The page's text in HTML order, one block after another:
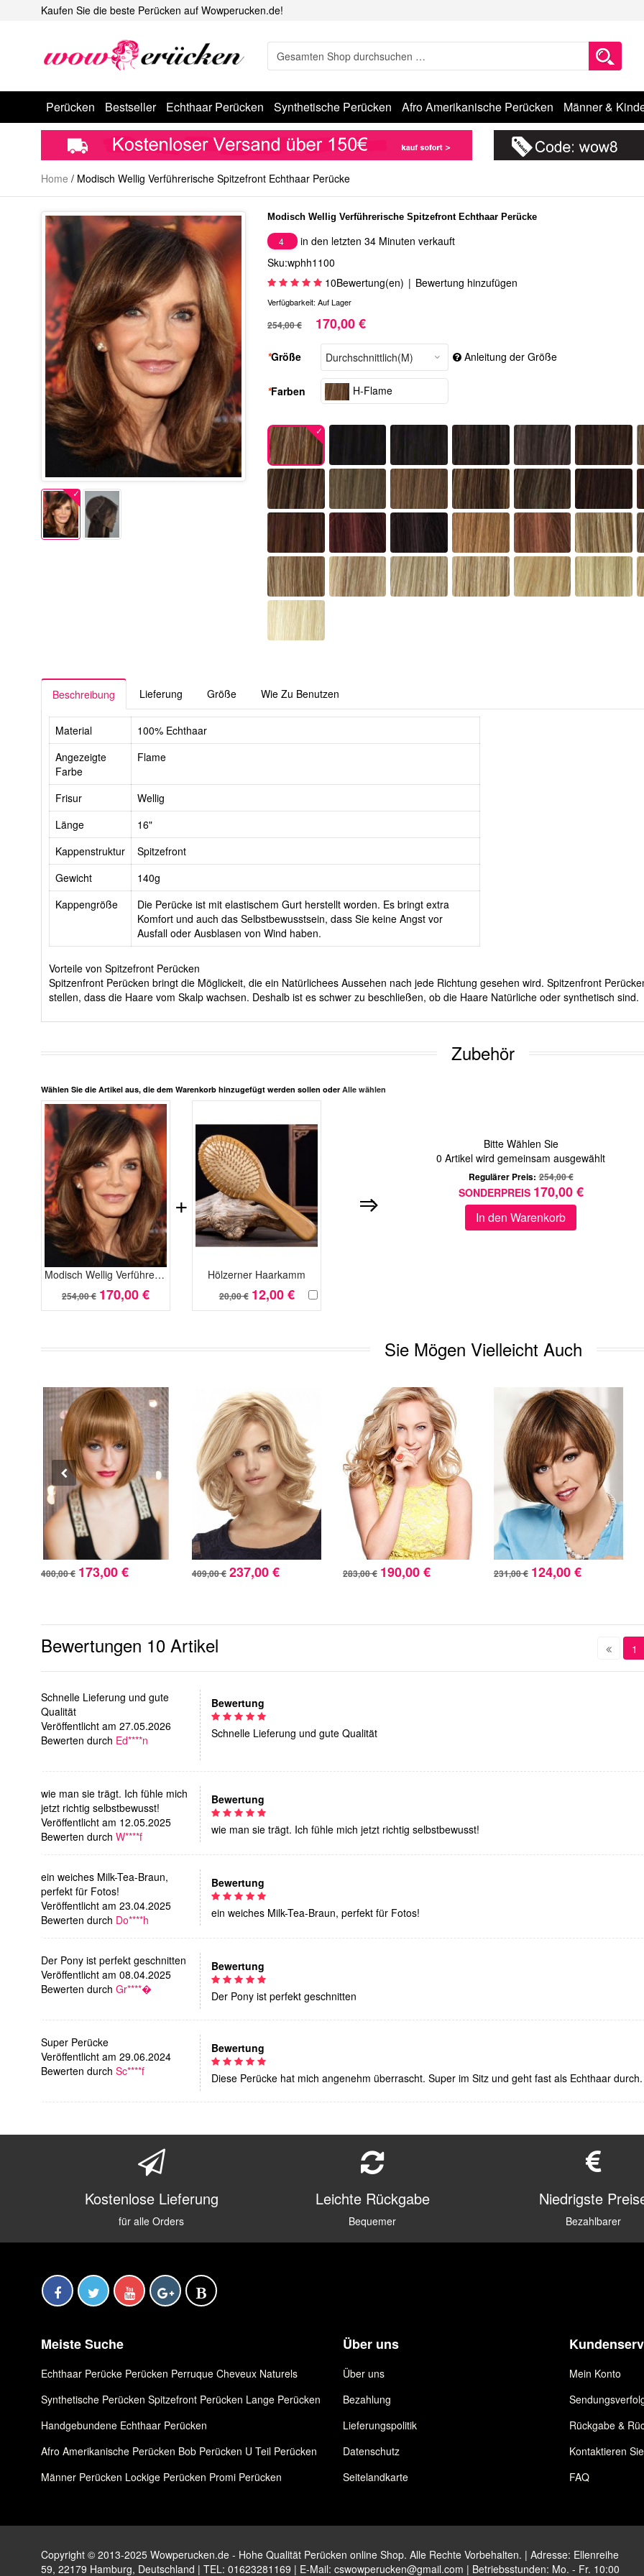
Kaufen Sie die beste Perücken auf Wowperucken.de!
Perücken Bestseller Echthaar Perücken Synthetische Perücken Afro Amerikanische Perücken Männer &
Home / Modisch Wellig Verführerische Spitzefront Echthaar Perücke
Modisch Wellig Verführerische Spitzefront Echthaar Perücke
4
in den letzten 34 Minuten verkauft
Sku:wphh1100
10Bewertung(en) | Bewertung hinzufügen
Verfügbarkeit: Auf Lager
254,00 € 170,00 €
*Größe Anleitung der Größe
*Farben H-Flame
Beschreibung Lieferung Größe Wie Zu Benutzen
Material
100% Echthaar
Angezeigte
Farbe
Flame
Frisur
Wellig
Länge
16"
Kappenstruktur
Spitzefront
Gewicht
140g
Kappengröße
Die Perücke ist mit elastischem Gurt herstellt worden. Es bringt extra
Komfort und auch das Selbstbewusstsein, dass Sie keine Angst vor
Ausfall oder Ausblasen von Wind haben.
Vorteile von Spitzefront Perücken
Spitzenfront Perücken bringt die Möglickeit, die ein Natürlichees Aussehen nach jede Richtung gesehen wird. Spitzenfront
stellen, dass die Haare vom Skalp wachsen. Deshalb ist es schwer zu beschließen, ob die Haare Natürliche oder synthetisch sind.
Zubehör
Wählen Sie die Artikel aus, die dem Warenkorb hinzugefügt werden sollen oder Alle wählen
Modisch Wellig Verführerische Spitzefront Echthaar Perücke
254,00 € 170,00 €
Hölzerner Haarkamm
20,00 € 12,00 €
+
Bitte Wählen Sie
0 Artikel wird gemeinsam ausgewählt
Regulärer Preis: 254,00 €
SONDERPREIS 170,00 €
In den Warenkorb
Sie Mögen Vielleicht Auch
400,00 € 173,00 € 409,00 € 237,00 € 283,00 € 190,00 € 231,00 € 124,00 €
Bewertungen 10 Artikel 1
Schnelle Lieferung und gute
Qualität
Veröffentlicht am 27.05.2026
Bewerten durch Ed****n
Bewertung
Schnelle Lieferung und gute Qualität
wie man sie trägt. Ich fühle mich
jetzt richtig selbstbewusst!
Veröffentlicht am 12.05.2025
Bewerten durch W****f
Bewertung
wie man sie trägt. Ich fühle mich jetzt richtig selbstbewusst!
ein weiches Milk-Tea-Braun,
perfekt für Fotos!
Veröffentlicht am 23.04.2025
Bewerten durch Do****h
Bewertung
ein weiches Milk-Tea-Braun, perfekt für Fotos!
Der Pony ist perfekt geschnitten
Veröffentlicht am 08.04.2025
Bewerten durch Gr****�
Bewertung
Der Pony ist perfekt geschnitten
Super Perücke
Veröffentlicht am 29.06.2024
Bewerten durch Sc****f
Bewertung
Diese Perücke hat mich angenehm überrascht. Super im Sitz und geht fast als Echthaar durch.
Kostenlose Lieferung
für alle Orders
Leichte Rückgabe
Bequemer
Niedrigste
Bezahlbarer
Meiste Suche
Echthaar Perücke Perücken Perruque Cheveux Naturels
Synthetische Perücken Spitzefront Perücken Lange Perücken
Handgebundene Echthaar Perücken
Afro Amerikanische Perücken Bob Perücken U Teil Perücken
Männer Perücken Lockige Perücken Promi Perücken
Über uns
Über uns
Bezahlung
Lieferungspolitik
Datenschutz
Seitelandkarte
Mein Konto
Rückgabe &
Kontaktieren
FAQ
Copyright © 2013-2025 Wowperucken.de - Hohe Qualität Perücken online Shop. Alle Rechte Vorbehalten. | Adresse: Ellenreihe
59, 22179 Hamburg, Deutschland | TEL: 01623281169 | E-Mail: cswowperucken@gmail.com | Betriebsstunden: Mo. - Fr. 10:00